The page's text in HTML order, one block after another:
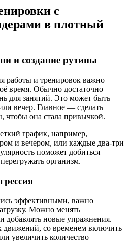
с
в плотный
и создание рутины
работы и тренировок важно
время. Обычно достаточно
для занятий. Это может быть
вечер. Главное — сделать
чтобы она стала привычкой.
график, например,
и вечером, или каждые два-три
поможет добиться
организм.
эффективными, важно
Можно менять
добавлять новые упражнения.
движений, со временем включить
увеличить количество